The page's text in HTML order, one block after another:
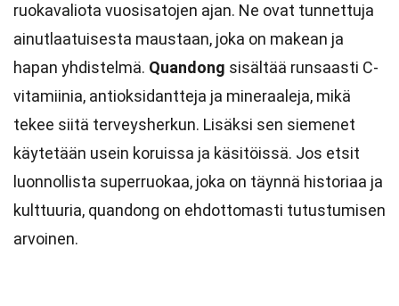
ruokavaliota vuosisatojen ajan. Ne ovat tunnettuja
ainutlaatuisesta maustaan, joka on makean ja
hapan yhdistelmä. Quandong sisältää runsaasti C-
vitamiinia, antioksidantteja ja mineraaleja, mikä
tekee siitä terveysherkun. Lisäksi sen siemenet
käytetään usein koruissa ja käsitöissä. Jos etsit
luonnollista superruokaa, joka on täynnä historiaa ja
kulttuuria, quandong on ehdottomasti tutustumisen
arvoinen.